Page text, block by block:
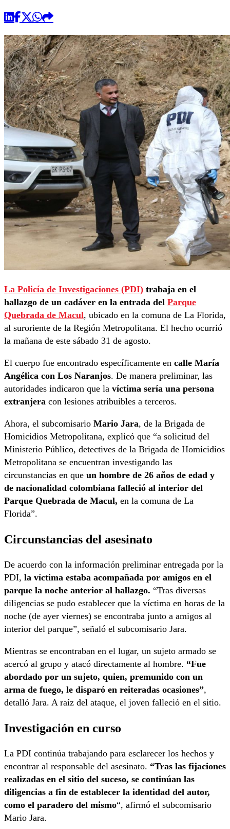
La Policía de Investigaciones (PDI) trabaja en el
hallazgo de un cadáver en la entrada del Parque
Quebrada de Macul, ubicado en la comuna de La Florida,
al suroriente de la Región Metropolitana. El hecho ocurrió
la mañana de este sábado 31 de agosto.
El cuerpo fue encontrado específicamente en calle María
Angélica con Los Naranjos. De manera preliminar, las
autoridades indicaron que la víctima sería una persona
extranjera con lesiones atribuibles a terceros.
Ahora, el subcomisario Mario Jara, de la Brigada de
Homicidios Metropolitana, explicó que “a solicitud del
Ministerio Público, detectives de la Brigada de Homicidios
Metropolitana se encuentran investigando las
circunstancias en que un hombre de 26 años de edad y
de nacionalidad colombiana falleció al interior del
Parque Quebrada de Macul, en la comuna de La
Florida”.
Circunstancias del asesinato
De acuerdo con la información preliminar entregada por la
PDI, la víctima estaba acompañada por amigos en el
parque la noche anterior al hallazgo. “Tras diversas
diligencias se pudo establecer que la víctima en horas de la
noche (de ayer viernes) se encontraba junto a amigos al
interior del parque”, señaló el subcomisario Jara.
Mientras se encontraban en el lugar, un sujeto armado se
acercó al grupo y atacó directamente al hombre. “Fue
abordado por un sujeto, quien, premunido con un
arma de fuego, le disparó en reiteradas ocasiones”,
detalló Jara. A raíz del ataque, el joven falleció en el sitio.
Investigación en curso
La PDI continúa trabajando para esclarecer los hechos y
encontrar al responsable del asesinato. “Tras las fijaciones
realizadas en el sitio del suceso, se continúan las
diligencias a fin de establecer la identidad del autor,
como el paradero del mismo“, afirmó el subcomisario
Mario Jara.